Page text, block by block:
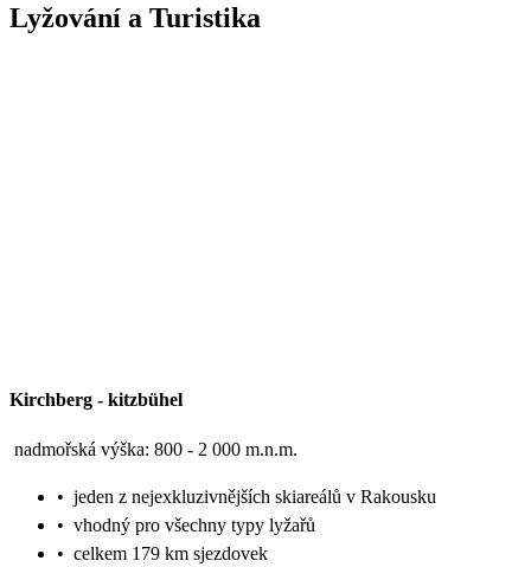
Lyžování a Turistika
Kirchberg - kitzbühel
nadmořská výška: 800 - 2 000 m.n.m.
• jeden z nejexkluzivnějších skiareálů v Rakousku
• vhodný pro všechny typy lyžařů
• celkem 179 km sjezdovek